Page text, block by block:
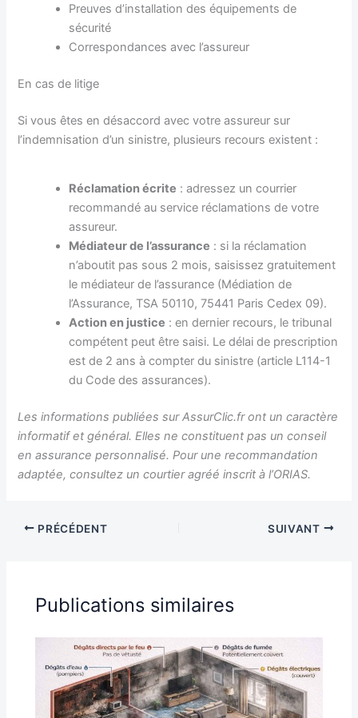
Preuves d’installation des équipements de
sécurité
Correspondances avec l’assureur
En cas de litige
Si vous êtes en désaccord avec votre assureur sur
l’indemnisation d’un sinistre, plusieurs recours existent :
Réclamation écrite : adressez un courrier
recommandé au service réclamations de votre
assureur.
Médiateur de l’assurance : si la réclamation
n’aboutit pas sous 2 mois, saisissez gratuitement
le médiateur de l’assurance (Médiation de
l’Assurance, TSA 50110, 75441 Paris Cedex 09).
Action en justice : en dernier recours, le tribunal
compétent peut être saisi. Le délai de prescription
est de 2 ans à compter du sinistre (article L114-1
du Code des assurances).
Les informations publiées sur AssurClic.fr ont un caractère
informatif et général. Elles ne constituent pas un conseil
en assurance personnalisé. Pour une recommandation
adaptée, consultez un courtier agréé inscrit à l’ORIAS.
PRÉCÉDENT SUIVANT
Publications similaires